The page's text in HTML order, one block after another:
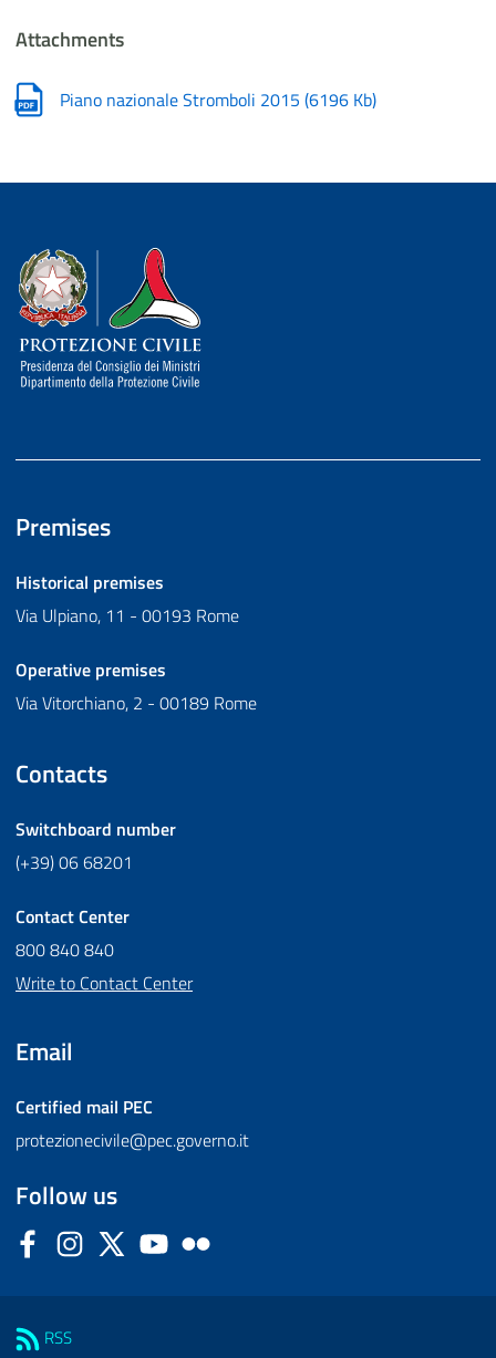
Attachments
Piano nazionale Stromboli 2015 (6196 Kb)
Dipartimento della Protezione Civile
Premises
Historical premises
Via Ulpiano, 11 - 00193 Rome
Operative premises
Via Vitorchiano, 2 - 00189 Rome
Contacts
Switchboard number
(+39) 06 68201
Contact Center
800 840 840
Write to Contact Center
Email
Certified mail PEC
protezionecivile@pec.governo.it
Follow us
FacebookInstagram
Twitter YouTube
RSS